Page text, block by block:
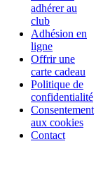
adhérer au
club
Adhésion en
ligne
Offrir une
carte cadeau
Politique de
confidentialité
Consentement
aux cookies
Contact